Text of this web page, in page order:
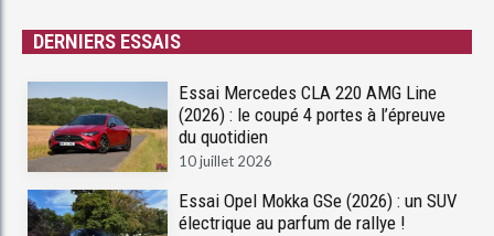
DERNIERS ESSAIS
Essai Mercedes CLA 220 AMG Line
(2026) : le coupé 4 portes à l’épreuve
du quotidien
10 juillet 2026
Essai Opel Mokka GSe (2026) : un SUV
électrique au parfum de rallye !